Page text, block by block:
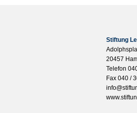
Stiftung
20457
Telefon
Fax 040 /